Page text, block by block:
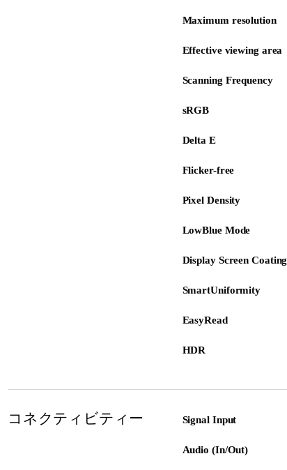
Maximum resolution
Effective viewing area
Scanning Frequency
sRGB
Delta E
Flicker-free
Pixel Density
LowBlue Mode
Display Screen Coating
SmartUniformity
EasyRead
HDR
コネクティビティー Signal Input
Audio (In/Out)